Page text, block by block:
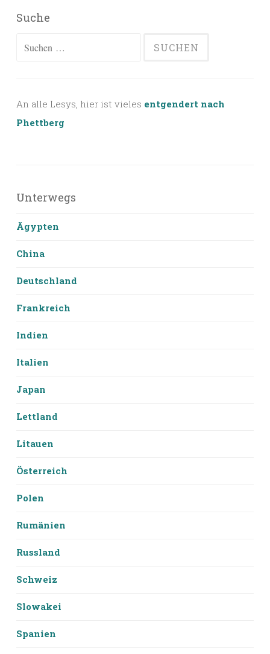
Suche
Suchen
An alle Lesys, hier ist vieles entgendert nach
Phettberg
Unterwegs
Ägypten
China
Deutschland
Frankreich
Indien
Italien
Japan
Lettland
Litauen
Österreich
Polen
Rumänien
Russland
Schweiz
Slowakei
Spanien